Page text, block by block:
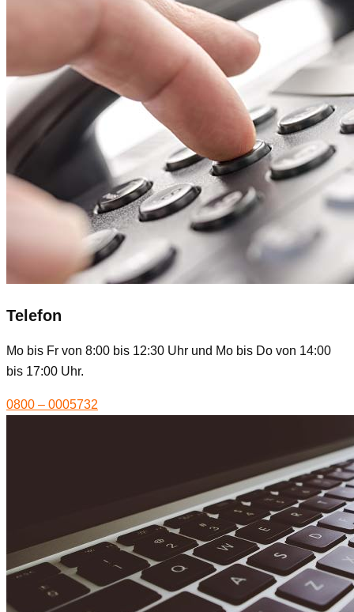
Telefon
Mo bis Fr von 8:00 bis 12:30 Uhr und Mo bis Do von 14:00
bis 17:00 Uhr.
0800 – 0005732